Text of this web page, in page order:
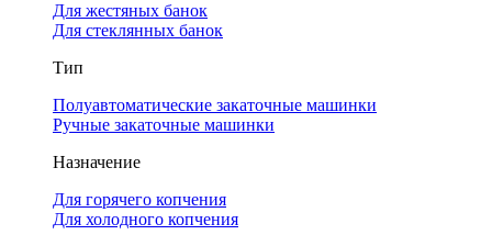
Для жестяных банок
Для стеклянных банок
Тип
Полуавтоматические закаточные машинки
Ручные закаточные машинки
Назначение
Для горячего копчения
Для холодного копчения